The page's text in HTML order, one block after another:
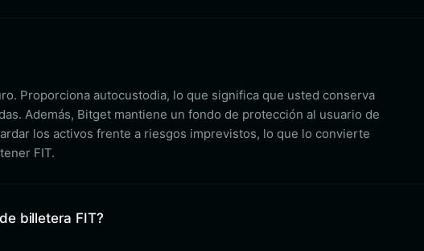
Proporciona autocustodia, lo que significa que usted conserva
Además, Bitget mantiene un fondo de protección al usuario de
los activos frente a riesgos imprevistos, lo que lo convierte
FIT.
billetera FIT?